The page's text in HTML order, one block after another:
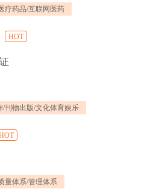
疗药品/互联网医药
HOT
/刊物出版/文化体育娱乐
量体系/管理体系